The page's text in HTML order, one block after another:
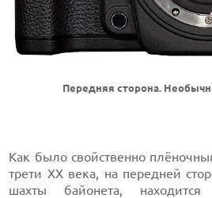
Передняя сторона.
Как было свойственно
трети XX века, на передней
шахты байонета,